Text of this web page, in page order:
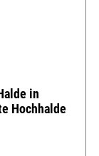
in
Hochhalde